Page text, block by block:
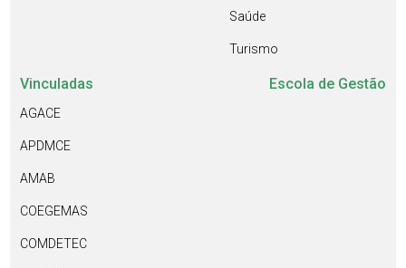
Saúde
Turismo
Vinculadas
AGACE
APDMCE
AMAB
COEGEMAS
COMDETEC
Escola de Gestão